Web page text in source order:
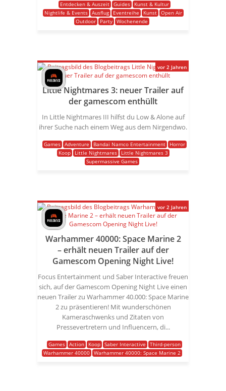
Entdecken & Auszeit Guides
Kunst & Kultur
Nightlife & Events
Ausflug Eventreihe Kunst
Open Air
Outdoor
Party Wochenende
Little Nightmares 3: neuer Trailer auf
der gamescom enthüllt
In Little Nightmares III hilfst du Low & Alone auf
ihrer Suche nach einem Weg aus dem Nirgendwo.
Games Adventure Bandai Namco Entertainment
Horror
Koop
Little Nightmares
Little Nightmares 3
Supermassive Games
vor 2 Jahren
Warhammer 40000: Space Marine 2
– erhält neuen Trailer auf der
Gamescom Opening Night Live!
Focus Entertainment und Saber Interactive freuen
sich, auf der Gamescom Opening Night Live einen
neuen Trailer zu Warhammer 40.000: Space Marine
2 zu präsentieren! Mit wunderschönen
Kameraschwenks und Zitaten von
Pressevertretern und Influencern, di...
Games Action Koop Saber Interactive
Third-person
Warhammer 40000
Warhammer 40000: Space Marine 2
vor 2 Jahren